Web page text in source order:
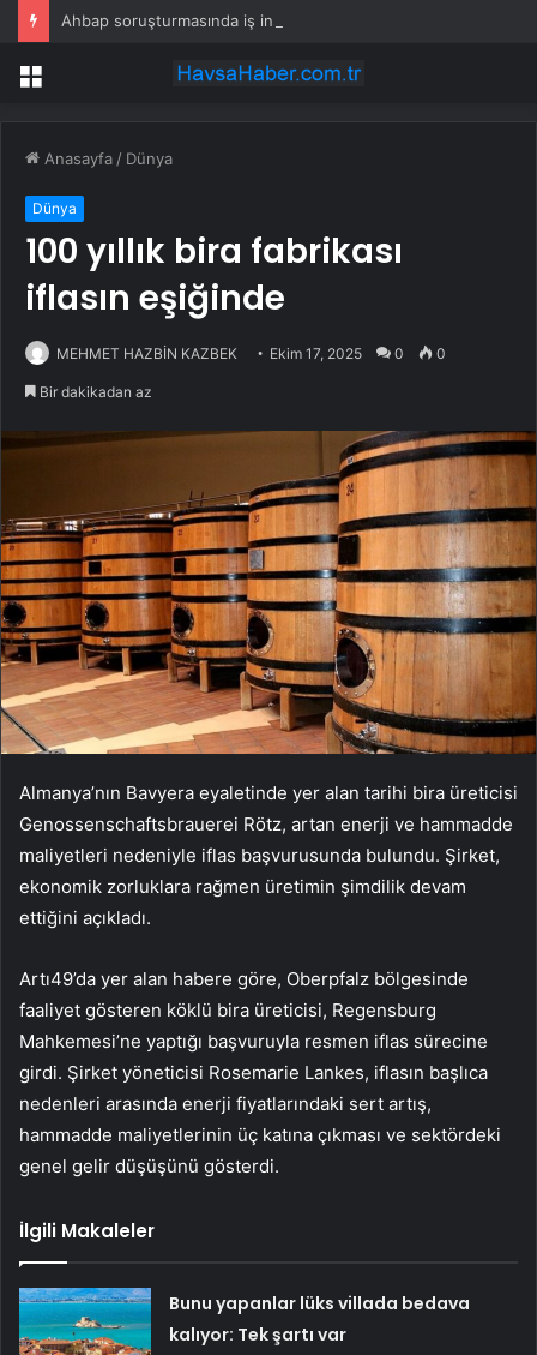
Menü
Anasayfa / Dünya
Dünya
100 yıllık bira fabrikası
iflasın eşiğinde
MEHMET HAZBİN KAZBEK Ekim 17, 2025 0 0
Bir dakikadan az
Almanya’nın Bavyera eyaletinde yer alan tarihi bira üreticisi
Genossenschaftsbrauerei Rötz, artan enerji ve hammadde
maliyetleri nedeniyle iflas başvurusunda bulundu. Şirket,
ekonomik zorluklara rağmen üretimin şimdilik devam
ettiğini açıkladı.
Artı49’da yer alan habere göre, Oberpfalz bölgesinde
faaliyet gösteren köklü bira üreticisi, Regensburg
Mahkemesi’ne yaptığı başvuruyla resmen iflas sürecine
girdi. Şirket yöneticisi Rosemarie Lankes, iflasın başlıca
nedenleri arasında enerji fiyatlarındaki sert artış,
hammadde maliyetlerinin üç katına çıkması ve sektördeki
genel gelir düşüşünü gösterdi.
İlgili Makaleler
Bunu yapanlar lüks villada bedava
kalıyor: Tek şartı var